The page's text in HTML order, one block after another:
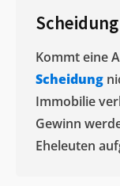
Scheidung
Kommt eine
Scheidung
Immobilie
Gewinn
Eheleuten